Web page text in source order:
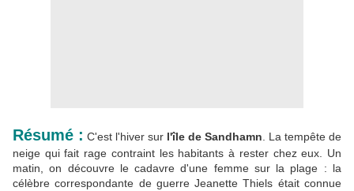
Résumé : C'est l'hiver sur l'île de Sandhamn . La tempête de
neige qui fait rage contraint les habitants à rester chez eux. Un
matin, on découvre le cadavre d'une femme sur la plage : la
célèbre correspondante de guerre Jeanette Thiels était connue